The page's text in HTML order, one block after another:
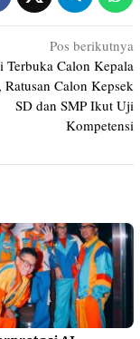
Pos berikutnya
Terbuka Calon Kepala
Ratusan Calon Kepsek
SD dan SMP Ikut Uji
Kompetensi